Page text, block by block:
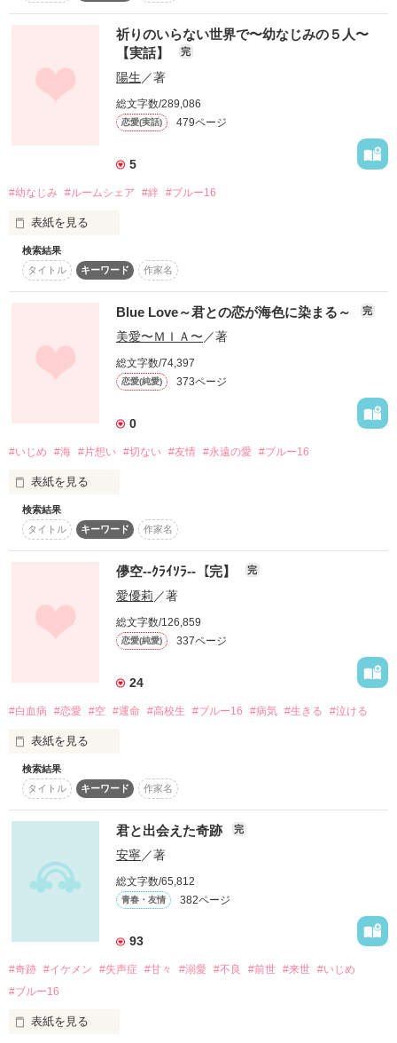
作品を読む
それは、ちょうどホームランが打たれた
青春の一頁のような瞬間
2016/01/24  執筆終了
父親の顔は知らない。
彼の戸籍には母親の名前しか無かったから。
幼い時に起きてしまった不幸な事故。
火傷のケロイドが痛々しく残っていた。
そして、人差し指と小指は
火傷によって小さく縮こまり
指の機能を果たしていなかった…
母親に似た美しい顔立ちは
微笑みを忘れ、いつも無表情に沈んでいた。
雪がチラつきはじめたクリスマス間近の寒い夜だった。
祈りのいらない世界で〜幼なじみの５人〜
【実話】
完
陽生 ／著
総文字数/289,086
恋愛(実話) 479ページ
5
#幼なじみ #ルームシェア #絆 #ブルー16
表紙を見る
幼なじみになんか
生まれてこなければよかった
こんなに辛い想いをするのなら…
物心ついた頃からの幼なじみ
大学生になり、地元を出て東京でルームシェアをする５人。
どんな時も同じ道を歩んできた彼らの関係は
恋愛感情をさらけ出した途端
狂い始めていった…
私達は知らなかった。
大切にするんじゃなく、壊さなきゃ
前になんか進めないことを。
｡+ﾟ'ﾟ+★+ﾟ'ﾟ+★+'ﾟ'+｡
変わらないものなど
１つもない世界で
永遠に変わらないものを
幼なじみ達でした
ﾟ+,｡,+★+｡,｡+★+｡,｡+ﾟ
検索結果
タイトル
キーワード 作家名
Blue Love～君との恋が海色に染まる～ 完
美愛〜ＭＩＡ〜 ／著
総文字数/74,397
恋愛(純愛) 373ページ
0
#いじめ #海 #片想い #切ない #友情 #永遠の愛 #ブルー16
表紙を見る
田舎から都会に引っ越ししてきた私・・・・・・。
慣れない世界でいじめられて、すごく辛かった・・・・・・。
そんな時、私の目の前に現れたのは、キラキラと眩しい、太陽
この恋は、淡い海色に染まって、永遠の愛に変わってい
く・・・・・・。
検索結果
タイトル
キーワード 作家名
儚空--ｸﾗｲｿﾗ--【完】 完
愛優莉 ／著
総文字数/126,859
恋愛(純愛) 337ページ
24
#白血病 #恋愛 #空 #運命 #高校生 #ブルー16 #病気 #生きる #泣ける
表紙を見る
美しい空。
コバルトブルーの海。
風に吹かれて揺れる木々。
皆で笑い合う日々は当たり前だったのに、いつの間にか消えて
検索結果
タイトル
キーワード 作家名
君と出会えた奇跡 完
安寧／著
総文字数/65,812
青春・友情 382ページ
93
#奇跡 #イケメン #失声症 #甘々 #溺愛 #不良 #前世 #来世 #いじめ
#ブルー16
表紙を見る